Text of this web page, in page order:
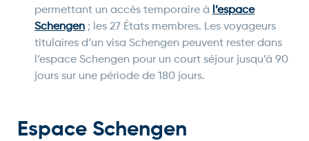
permettant un accès temporaire à
l’espace
Schengen ; les 27 États membres. Les voyageurs
titulaires d’un visa Schengen peuvent rester dans
l’espace Schengen pour un court séjour jusqu’à 90
jours sur une période de 180 jours.
Espace Schengen